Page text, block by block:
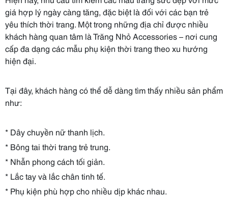
giá hợp lý ngày càng tăng, đặc biệt là đối với các bạn trẻ
yêu thích thời trang. Một trong những địa chỉ được nhiều
khách hàng quan tâm là Trăng Nhỏ Accessories – nơi cung
cấp đa dạng các mẫu phụ kiện thời trang theo xu hướng
hiện đại.
Tại đây, khách hàng có thể dễ dàng tìm thấy nhiều sản phẩm
như:
* Dây chuyền nữ thanh lịch.
* Bông tai thời trang trẻ trung.
* Nhẫn phong cách tối giản.
* Lắc tay và lắc chân tinh tế.
* Phụ kiện phù hợp cho nhiều dịp khác nhau.